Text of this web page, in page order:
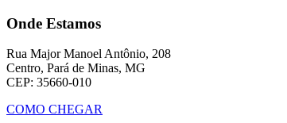
Onde Estamos
Rua Major Manoel Antônio, 208
Centro, Pará de Minas, MG
CEP: 35660-010
COMO CHEGAR